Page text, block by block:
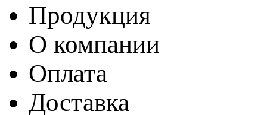
Продукция
О компании
Оплата
Доставка